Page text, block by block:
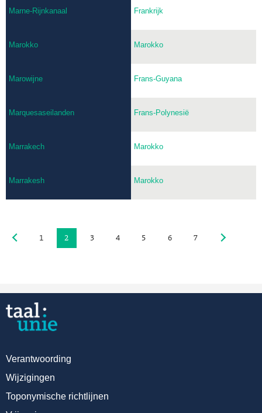
Marne-Rijnkanaal Frankrijk
Marokko Marokko
Marowijne Frans-Guyana
Marquesaseilanden Frans-Polynesië
Marrakech Marokko
Marrakesh Marokko
1 2 3 4 5 6 7
Verantwoording
Wijzigingen
Toponymische richtlijnen